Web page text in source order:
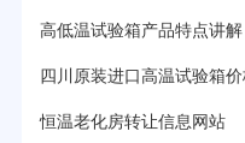
高低温试验箱产品特点讲解
四川原装进口高温试验箱
恒温老化房转让信息网站